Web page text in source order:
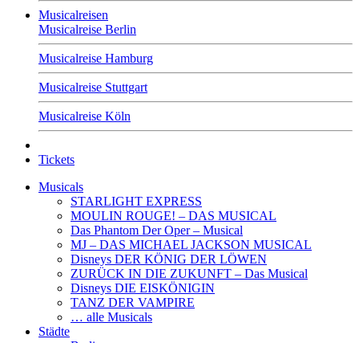
Musicalreisen
Musicalreise Berlin
Musicalreise Hamburg
Musicalreise Stuttgart
Musicalreise Köln
Tickets
Musicals
STARLIGHT EXPRESS
MOULIN ROUGE! – DAS MUSICAL
Das Phantom Der Oper – Musical
MJ – DAS MICHAEL JACKSON MUSICAL
Disneys DER KÖNIG DER LÖWEN
ZURÜCK IN DIE ZUKUNFT – Das Musical
Disneys DIE EISKÖNIGIN
TANZ DER VAMPIRE
… alle Musicals
Städte